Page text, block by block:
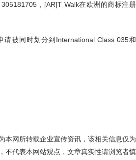
，[AR]T Walk在欧洲的商标注册
被同时划分到International Class 035和
本网所转载企业宣传资讯，该相关信息仅为
不代表本网站观点，文章真实性请浏览者慎